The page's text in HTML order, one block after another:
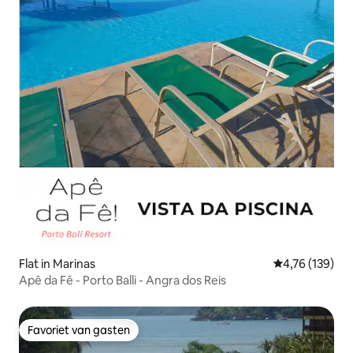
Flat in Marinas Gemiddelde
4,76 (139)
Apê da Fê - Porto Balli - Angra dos Reis
Favoriet van gasten
Favoriet van gasten